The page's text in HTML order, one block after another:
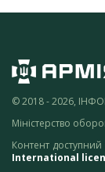
© 2018 - 2026,
Міністерство
Контент доступний
International